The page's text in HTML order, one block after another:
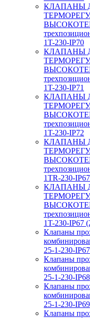
КЛАПАНЫ
1T-230-IP70
КЛАПАНЫ
1T-230-IP71
КЛАПАНЫ
1T-230-IP72
КЛАПАНЫ
1TR-230-
КЛАПАНЫ
1T-230-IP67
Клапаны
25-1-230-IP67
Клапаны
25-1-230-IP68
Клапаны
25-1-230-IP69
Клапаны